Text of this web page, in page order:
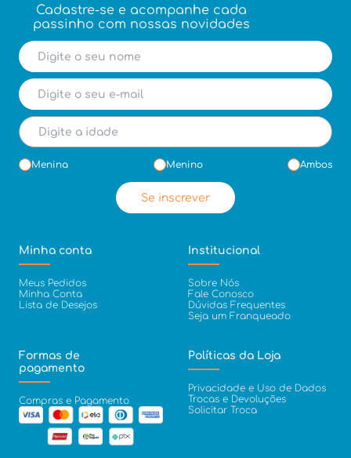
Cadastre-se e acompanhe cada
passinho com nossas novidades
Menina Menino Ambos
Se inscrever
Minha conta
Meus Pedidos
Minha Conta
Lista de Desejos
Institucional
Sobre Nós
Fale Conosco
Dúvidas Frequentes
Seja um Franqueado
Formas de
pagamento
Compras e Pagamento
Políticas da Loja
Privacidade e Uso de Dados
Trocas e Devoluções
Solicitar Troca